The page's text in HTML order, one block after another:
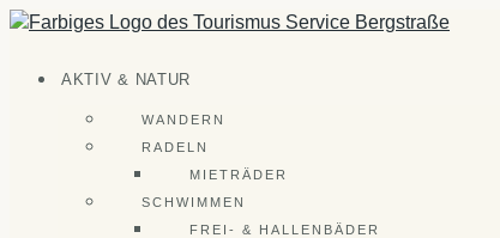
Zum
springenAKTIV & NATUR
WANDERN
RADELN
MIETRÄDER
SCHWIMMEN
FREI- & HALLENBÄDER